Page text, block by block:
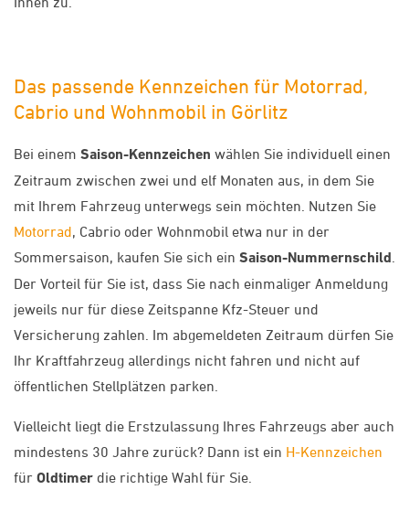
Das passende Kennzeichen für Motorrad,
Cabrio und Wohnmobil in Görlitz
Bei einem Saison-Kennzeichen wählen Sie individuell einen
Zeitraum zwischen zwei und elf Monaten aus, in dem Sie
mit Ihrem Fahrzeug unterwegs sein möchten. Nutzen Sie
Motorrad, Cabrio oder Wohnmobil etwa nur in der
Sommersaison, kaufen Sie sich ein Saison-Nummernschild
Der Vorteil für Sie ist, dass Sie nach einmaliger Anmeldung
jeweils nur für diese Zeitspanne Kfz-Steuer und
Versicherung zahlen. Im abgemeldeten Zeitraum dürfen Sie
Ihr Kraftfahrzeug allerdings nicht fahren und nicht auf
öffentlichen Stellplätzen parken.
Vielleicht liegt die Erstzulassung Ihres Fahrzeugs aber auch
mindestens 30 Jahre zurück? Dann ist ein H-Kennzeichen
für Oldtimer die richtige Wahl für Sie.